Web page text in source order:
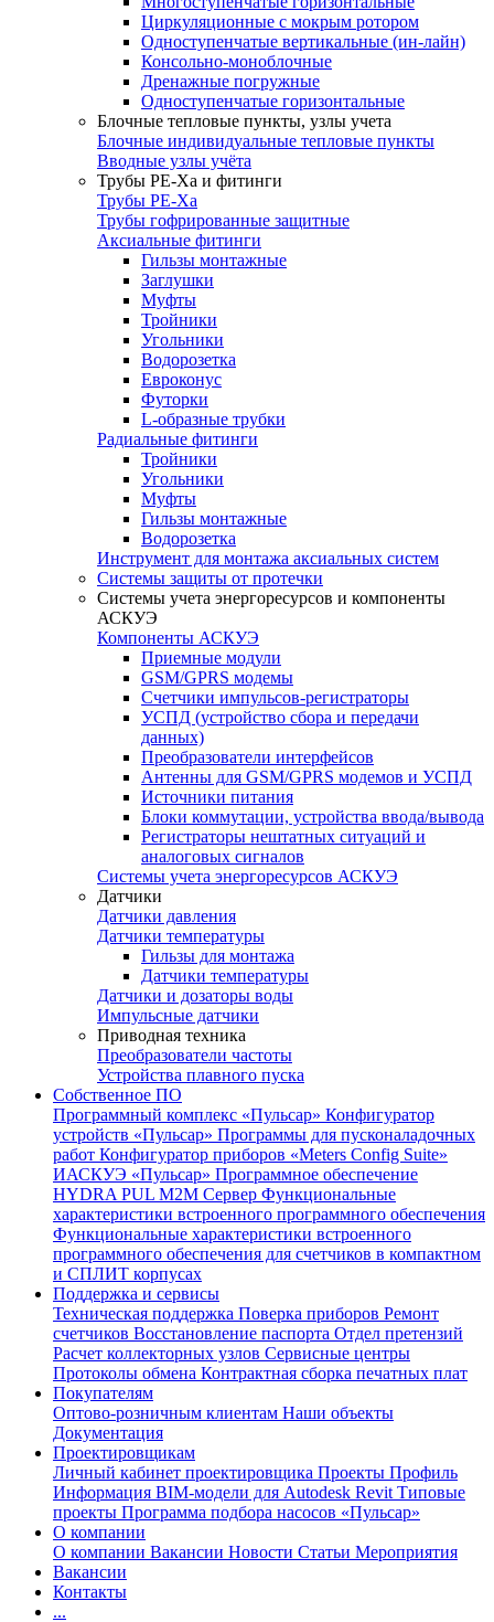
Циркуляционные с мокрым ротором
Одноступенчатые вертикальные (ин-лайн)
Консольно-моноблочные
Дренажные погружные
Одноступенчатые горизонтальные
Блочные тепловые пункты, узлы учета
Блочные индивидуальные тепловые пункты
Вводные узлы учёта
Трубы РЕ-Ха и фитинги
Трубы РЕ-Ха
Трубы гофрированные защитные
Аксиальные фитинги
Гильзы монтажные
Заглушки
Муфты
Тройники
Угольники
Водорозетка
Евроконус
Футорки
L-образные трубки
Радиальные фитинги
Тройники
Угольники
Муфты
Гильзы монтажные
Водорозетка
Инструмент для монтажа аксиальных систем
Системы защиты от протечки
Системы учета энергоресурсов и компоненты
АСКУЭ
Компоненты АСКУЭ
Приемные модули
GSM/GPRS модемы
Счетчики импульсов-регистраторы
УСПД (устройство сбора и передачи
данных)
Преобразователи интерфейсов
Антенны для GSM/GPRS модемов и УСПД
Источники питания
Блоки коммутации, устройства ввода/вывода
Регистраторы нештатных ситуаций и
аналоговых сигналов
Системы учета энергоресурсов АСКУЭ
Датчики
Датчики давления
Датчики температуры
Гильзы для монтажа
Датчики температуры
Датчики и дозаторы воды
Импульсные датчики
Приводная техника
Преобразователи частоты
Устройства плавного пуска
Собственное ПО
Программный комплекс «Пульсар» Конфигуратор
устройств «Пульсар» Программы для пусконаладочных
работ Конфигуратор приборов «Meters Config Suite»
ИАСКУЭ «Пульсар» Программное обеспечение
HYDRA PUL M2M Сервер Функциональные
характеристики встроенного программного обеспечения
Функциональные характеристики встроенного
программного обеспечения для счетчиков в компактном
и СПЛИТ корпусах
Поддержка и сервисы
Техническая поддержка Поверка приборов Ремонт
счетчиков Восстановление паспорта Отдел претензий
Расчет коллекторных узлов Сервисные центры
Протоколы обмена Контрактная сборка печатных плат
Покупателям
Оптово-розничным клиентам Наши объекты
Документация
Проектировщикам
Личный кабинет проектировщика Проекты Профиль
Информация BIM-модели для Autodesk Revit Типовые
проекты Программа подбора насосов «Пульсар»
О компании
О компании Вакансии Новости Статьи Мероприятия
Вакансии
Контакты
...